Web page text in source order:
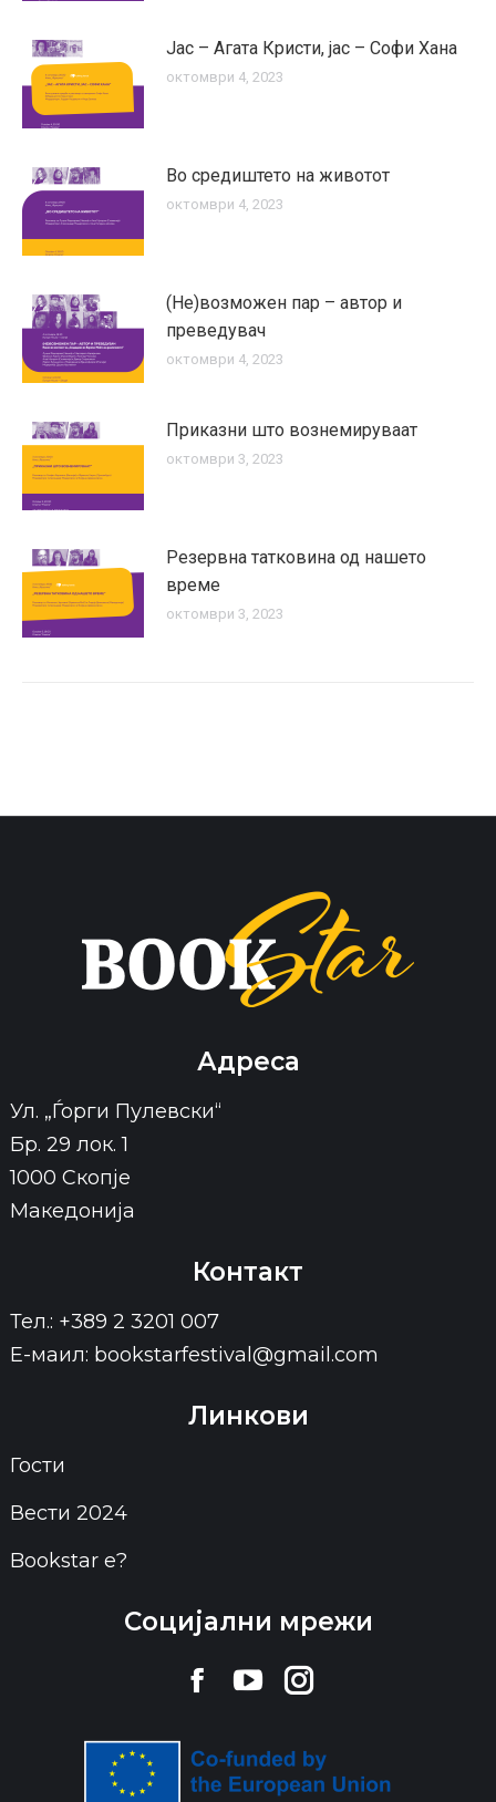
Јас – Агата Кристи, јас – Софи Хана
октомври 4, 2023
Во средиштето на животот
октомври 4, 2023
(Не)возможен пар – автор и
преведувач
октомври 4, 2023
Приказни што вознемируваат
октомври 3, 2023
Резервна татковина од нашето
време
октомври 3, 2023
Адреса
Ул. „Ѓорги Пулевски“
Бр. 29 лок. 1
1000 Скопје
Македонија
Контакт
Тел.: +389 2 3201 007
Е-маил: bookstarfestival@gmail.com
Линкови
Гости
Вести 2024
Bookstar е?
Социјални мрежи
Facebook
opens
in
YouTube
opens
in
Instagram
opens
in